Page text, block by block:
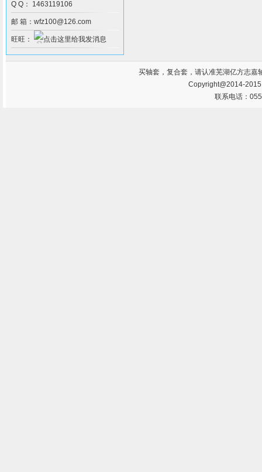
Q Q： 1463119106
邮 箱：wfz100@126.com
旺旺：
买轴套 ， 复合套 ，请认准芜湖亿方志嘉
Copyright@2014-
联系电话：